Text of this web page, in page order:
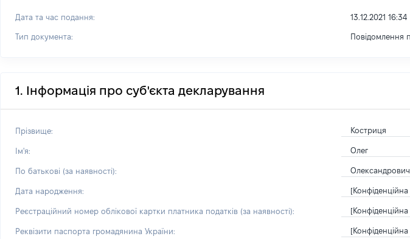
Дата та час подання: 13.12.2021 16:34
Тип документа: Повідомлення
1. Інформація про суб'єкта декларування
Прізвище: Костриця
Ім'я: Олег
По батькові (за наявності): Олександрович
Дата народження:
Реєстраційний номер облікової картки платника податків (за наявності):
Реквізити паспорта громадянина України: